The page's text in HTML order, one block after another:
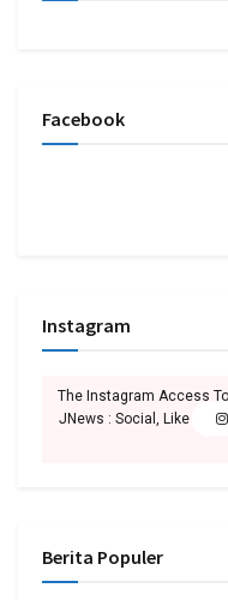
Facebook
Instagram
The Instagram Access
JNews : Social, Like &
Berita Populer